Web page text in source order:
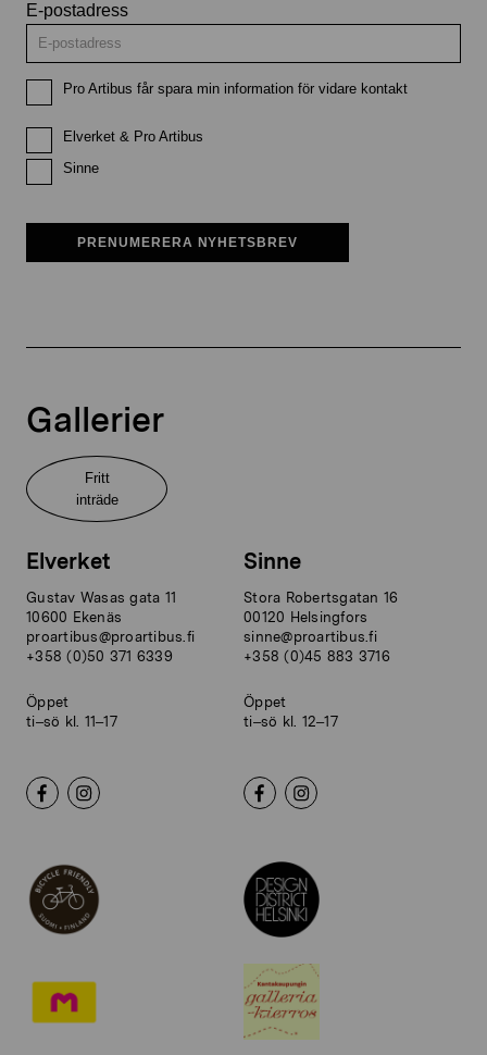
E-postadress
Pro Artibus får spara min information för vidare kontakt
Elverket & Pro Artibus
Sinne
PRENUMERERA NYHETSBREV
Gallerier
Fritt
inträde
Elverket
Gustav Wasas gata 11
10600 Ekenäs
proartibus@proartibus.fi
+358 (0)50 371 6339
Öppet
ti–sö kl. 11–17
Sinne
Stora Robertsgatan 16
00120 Helsingfors
sinne@proartibus.fi
+358 (0)45 883 3716
Öppet
ti–sö kl. 12–17